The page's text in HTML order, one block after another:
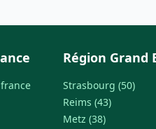
Région Grand
Strasbourg (50)
Reims (43)
Metz (38)